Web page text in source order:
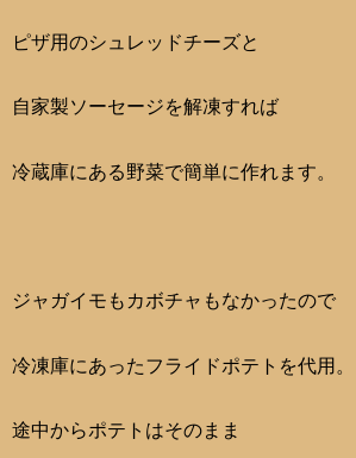
ピザ用のシュレッドチーズと
自家製ソーセージを解凍すれば
冷蔵庫にある野菜で簡単に作れます。
ジャガイモもカボチャもなかったので
冷凍庫にあったフライドポテトを代用。
途中からポテトはそのまま